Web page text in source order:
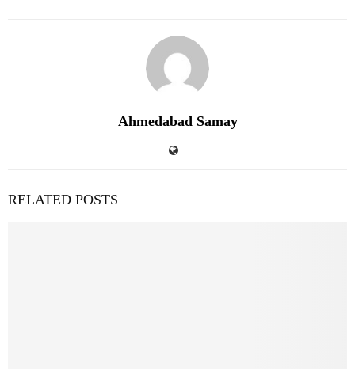
Ahmedabad Samay
RELATED POSTS